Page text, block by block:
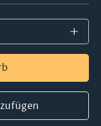
gewünschten